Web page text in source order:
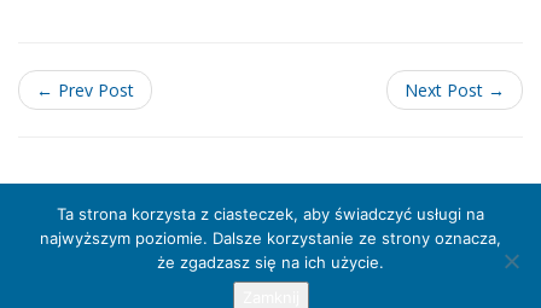
← Prev Post Next Post →
Muzeum Archidiecezji Warszawskiej 2016 © Treść serwisu
Ta strona korzysta z ciasteczek, aby świadczyć usługi na
najwyższym poziomie. Dalsze korzystanie ze strony oznacza,
że zgadzasz się na ich użycie.